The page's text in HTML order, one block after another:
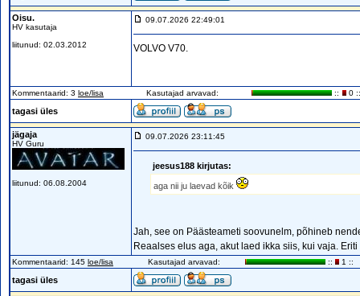
Oisu.
HV kasutaja
liitunud: 02.03.2012
09.07.2026 22:49:01
VOLVO V70.
Kommentaarid: 3 loe/lisa Kasutajad arvavad: :: 0 ::
tagasi üles
jägaja
HV Guru
liitunud: 06.08.2004
09.07.2026 23:11:45
jeesus188 kirjutas:
aga nii ju laevad kõik
Jah, see on Päästeameti soovunelm, põhineb
Reaalses elus aga, akut laed ikka siis, kui vaja.
Kommentaarid: 145 loe/lisa Kasutajad arvavad: :: 1 ::
tagasi üles